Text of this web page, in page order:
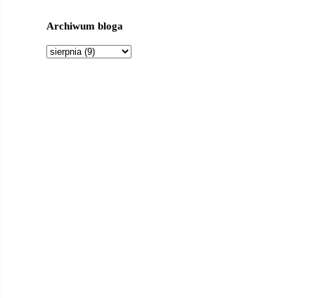
Archiwum bloga